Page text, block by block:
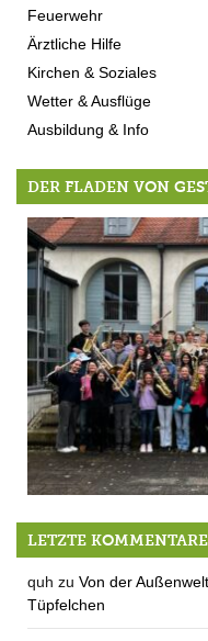
Feuerwehr
Ärztliche Hilfe
Kirchen & Soziales
Wetter & Ausflüge
Ausbildung & Info
DER FLADEN VON
9./10.4.:
LETZTE KOMMENTARE
quh zu Von der
Tüpfelchen